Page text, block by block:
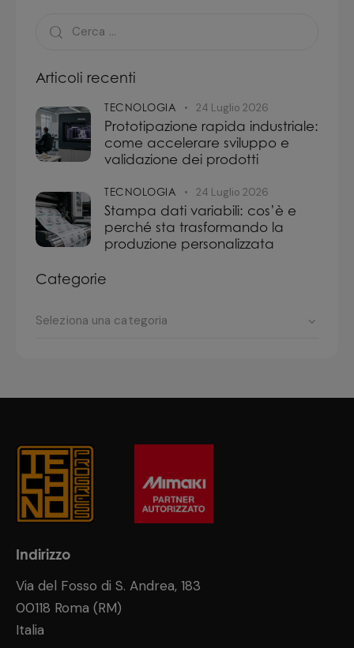
Articoli recenti
TECNOLOGIA 24 Luglio 2026
Prototipazione rapida industriale:
come accelerare sviluppo e
validazione dei prodotti
TECNOLOGIA 24 Luglio 2026
Stampa dati variabili: cos’è e
perché sta trasformando la
produzione personalizzata
Categorie
Indirizzo
Via del Fosso di S. Andrea, 183
00118 Roma (RM)
Italia